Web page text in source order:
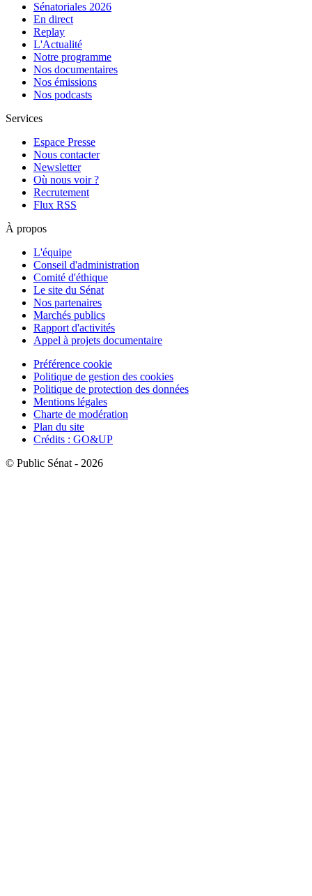
Sénatoriales 2026
En direct
Replay
L'Actualité
Notre programme
Nos documentaires
Nos émissions
Nos podcasts
Services
Espace Presse
Nous contacter
Newsletter
Où nous voir ?
Recrutement
Flux RSS
À propos
L'équipe
Conseil d'administration
Comité d'éthique
Le site du Sénat
Nos partenaires
Marchés publics
Rapport d'activités
Appel à projets documentaire
Préférence cookie
Politique de gestion des cookies
Politique de protection des données
Mentions légales
Charte de modération
Plan du site
Crédits : GO&UP
© Public Sénat - 2026